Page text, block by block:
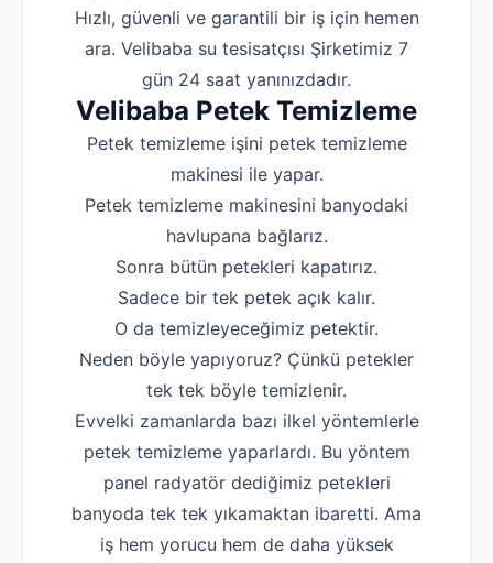
Robotla
Su Kaçağı
Profesyonel Petek
Uzmana Sor
Hakkımızda
İletişim
Hızlı, güvenli ve garantili bir iş için hemen
ara. Velibaba su tesisatçısı Şirketimiz 7
gün 24 saat yanınızdadır.
Velibaba Petek Temizleme
Petek temizleme işini petek temizleme
makinesi ile yapar.
Petek temizleme makinesini banyodaki
havlupana bağlarız.
Sonra bütün petekleri kapatırız.
Sadece bir tek petek açık kalır.
O da temizleyeceğimiz petektir.
Neden böyle yapıyoruz? Çünkü petekler
tek tek böyle temizlenir.
Evvelki zamanlarda bazı ilkel yöntemlerle
petek temizleme yaparlardı. Bu yöntem
panel radyatör dediğimiz petekleri
banyoda tek tek yıkamaktan ibaretti. Ama
iş hem yorucu hem de daha yüksek